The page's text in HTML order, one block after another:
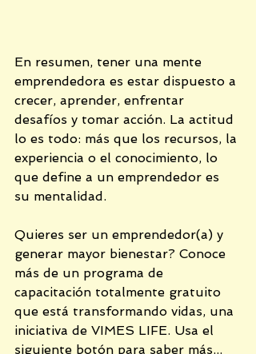
En resumen, tener una mente
emprendedora es estar dispuesto a
crecer, aprender, enfrentar
desafíos y tomar acción. La actitud
lo es todo: más que los recursos, la
experiencia o el conocimiento, lo
que define a un emprendedor es
su mentalidad.
Quieres ser un emprendedor(a) y
generar mayor bienestar? Conoce
más de un programa de
capacitación totalmente gratuito
que está transformando vidas, una
iniciativa de VIMES LIFE. Usa el
siguiente botón para saber más...